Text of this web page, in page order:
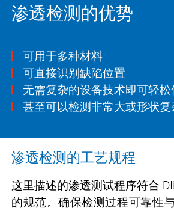
渗透检测的优势
可用于多种材料
可直接识别缺陷位置
无需复杂的设备技术即可轻松
甚至可以检测非常大或形状
渗透检测的工艺规程
这里描述的渗透测试程序符合
的规范。确保检测过程可靠性